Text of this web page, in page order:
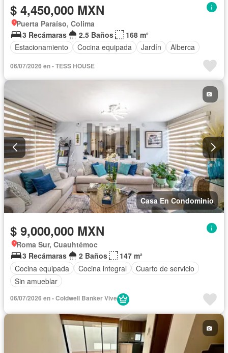
$ 4,450,000 MXN
Puerta Paraíso, Colima
3 Recámaras
2.5 Baños
168 m²
Estacionamiento
Cocina equipada Jardín Alberca
06/07/2026 en - TESS HOUSE
Casa En Condominio
$ 9,000,000 MXN
Roma Sur, Cuauhtémoc
3 Recámaras
2 Baños
147 m²
Cocina equipada
Cocina integral
Cuarto de servicio
Sin amueblar
06/07/2026 en - Coldwell Banker Vive